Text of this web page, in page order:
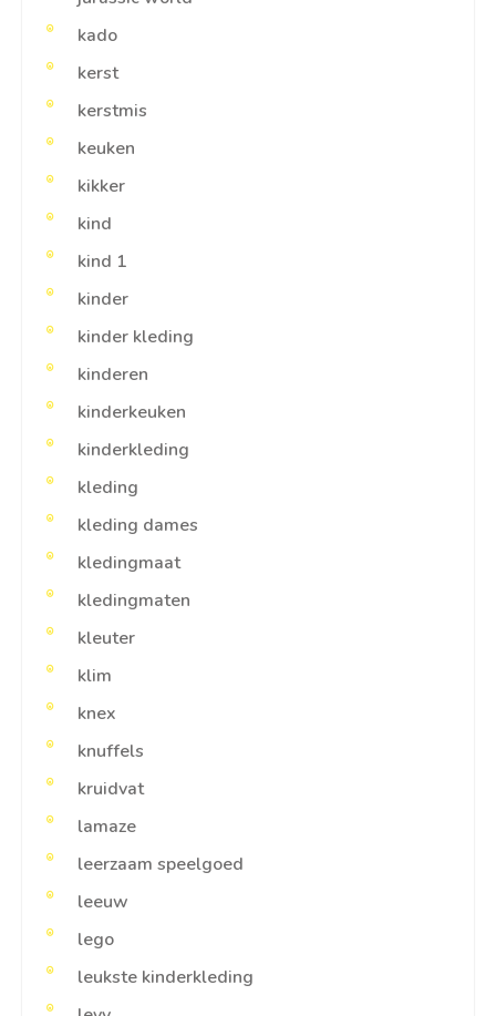
kado
kerst
kerstmis
keuken
kikker
kind
kind 1
kinder
kinder kleding
kinderen
kinderkeuken
kinderkleding
kleding
kleding dames
kledingmaat
kledingmaten
kleuter
klim
knex
knuffels
kruidvat
lamaze
leerzaam speelgoed
leeuw
lego
leukste kinderkleding